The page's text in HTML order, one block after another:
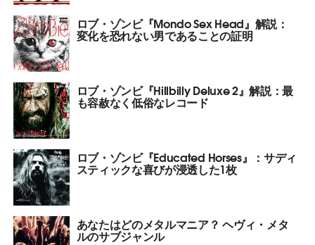
ロブ・ゾンビ『Mondo Sex Head』解説：
変化を恐れない男であることの証明
ロブ・ゾンビ『Hillbilly Deluxe 2』解説：最
も容赦なく低俗なレコード
ロブ・ゾンビ『Educated Horses』：サディ
スティックな喜びが浸透した1枚
あなたはどのメタルマニア？ ヘヴィ・メタ
ルのサブジャンル